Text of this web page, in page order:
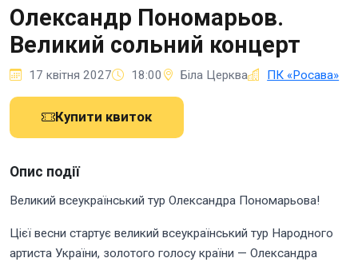
Олександр Пономарьов.
Великий сольний концерт
17 квітня 2027 18:00 Біла Церква ПК «Росава»
Купити квиток
Опис події
Великий всеукраїнський тур Олександра Пономарьова!
Цієї весни стартує великий всеукраїнський тур Народного
артиста України, золотого голосу країни — Олександра